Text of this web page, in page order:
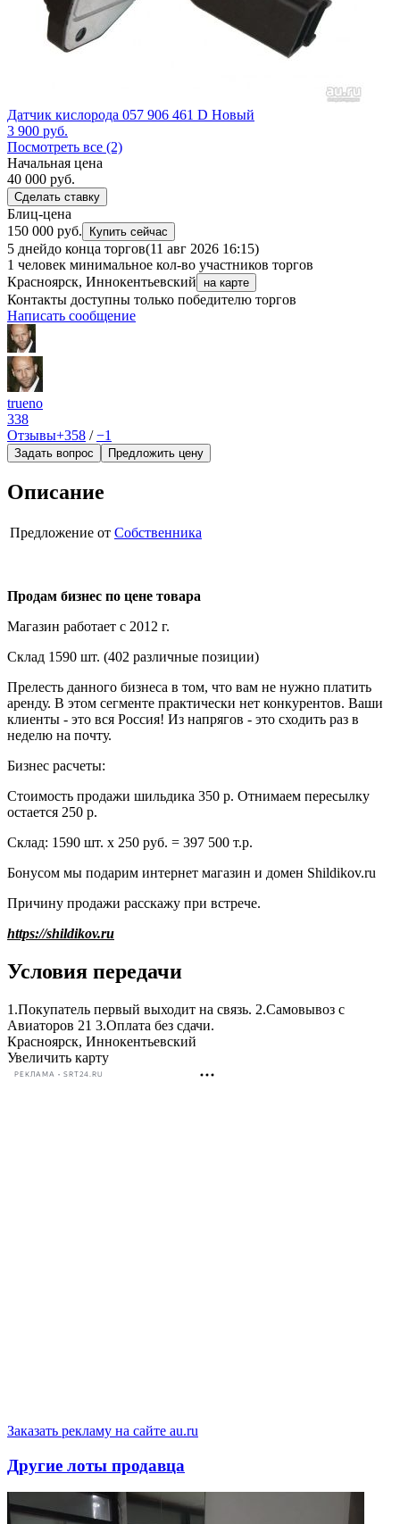
Датчик кислорода 057 906 461 D Новый
3 900 руб.
Посмотреть все (2)
Начальная цена
40 000 руб.
Сделать ставку
Блиц-цена
150 000 руб.
Купить сейчас
5 днейдо конца торгов(11 авг 2026 16:15)
1 человек минимальное кол-во участников торгов
Красноярск, Иннокентьевский
на карте
Контакты доступны только победителю торгов
Написать сообщение
trueno
338
Отзывы+358 /−1
Задать вопрос Предложить цену
Описание
Предложение от Собственника
Продам бизнес по цене товара
Магазин работает с 2012 г.
Склад 1590 шт. (402 различные позиции)
Прелесть данного бизнеса в том, что вам не нужно платить
аренду. В этом сегменте практически нет конкурентов. Ваши
клиенты - это вся Россия! Из напрягов - это сходить раз в
неделю на почту.
Бизнес расчеты:
Стоимость продажи шильдика 350 р. Отнимаем пересылку
остается 250 р.
Склад: 1590 шт. х 250 руб. = 397 500 т.р.
Бонусом мы подарим интернет магазин и домен Shildikov.ru
Причину продажи расскажу при встрече.
https://shildikov.ru
Условия передачи
1.Покупатель первый выходит на связь. 2.Самовывоз с
Авиаторов 21 3.Оплата без сдачи.
Красноярск, Иннокентьевский
Увеличить карту
РЕКЛАМА • SRT24.RU
Заказать рекламу на сайте au.ru
Другие лоты продавца